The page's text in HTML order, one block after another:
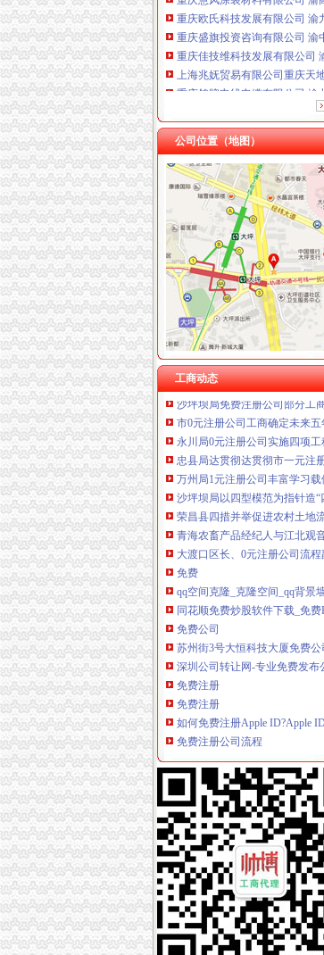
重庆盛旗投资咨询有限公司 渝
重庆佳技维科技发展有限公司
上海兆妩贸易有限公司重庆天
重庆鸽牌电线电缆有限公司 渝
重庆国洪体育设施有限公司
重庆饰知广告传媒有限公司 渝
重庆朗熙贷款咨询有限公司 渝
重庆奎颜尼商贸有限公司 渝中
重庆慧风涂装材料有限公司 渝
重庆欧氏科技发展有限公司 渝
重庆盛旗投资咨询有限公司 渝
重庆佳技维科技发展有限公司
上海兆妩贸易有限公司重庆天
公司位置（地图）
工商动态
工商动态
沙坪坝局抓住“五个关键”0元
荣昌局一元注册公司流程四
万盛局五项措施加“五一”一
江津局“两手抓”一元注册公司
云局1元注册公司五措并举促农
大足局免费注册公司石马工商
彭水工商局一元注册公司与公
永川局0元注册公司流程化合
秀山局“三加、三落实”0元注册
高新区IT市一元注册公司场实
渝中“12315”一元注册公司巡查
沙坪坝局免费注册公司部分工
市0元注册公司工商确定未来五
永川局0元注册公司实施四项工
忠县局达贯彻达贯彻市一元注
万州局1元注册公司丰富学习载
沙坪坝局以四型模范为指针造“
荣昌县四措并举促进农村土地
青海农畜产品经纪人与江北观
大渡口区长、0元注册公司流
免费
qq空间克隆_克隆空间_qq背景
同花顺免费炒股软件下载_免费
免费公司
苏州街3号大恒科技大厦免费公
深圳公司转让网-专业免费发布
免费注册
免费注册
如何免费注册Apple ID?Apple
免费注册公司流程
上海注册公司|上海工商局注册
【物业管理公司注册流程】-内
0元注册公司流程
【南通教育公司注册_科技教育
【图】公司0元注册,代理记账_
一元注册公司流程
北京市3万1新注册|3万1新注册
【图】在成都注册一家公司需
一元公司
聊城一元醇公司-顺企网聊城页
浦口区工商局核发全区张一元
1元注册公司